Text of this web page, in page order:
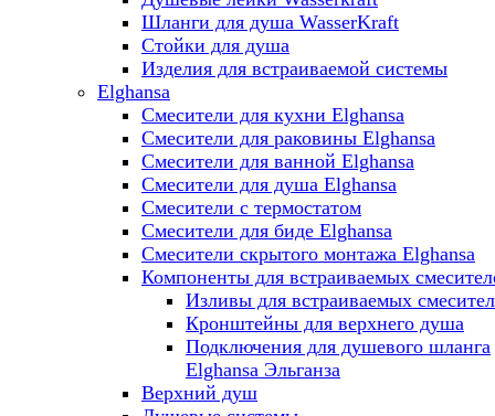
Шланги для душа WasserKraft
Стойки для душа
Изделия для встраиваемой системы
Elghansa
Смесители для кухни Elghansa
Смесители для раковины Elghansa
Смесители для ванной Elghansa
Смесители для душа Elghansa
Смесители с термостатом
Смесители для биде Elghansa
Смесители скрытого монтажа Elghansa
Компоненты для встраиваемых
Изливы для встраиваемых
Кронштейны для верхнего душа
Подключения для душевого шланга
Elghansa Эльганза
Верхний душ